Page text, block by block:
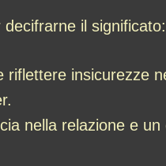
il significato:
riflettere insicurezze
nella relazione e